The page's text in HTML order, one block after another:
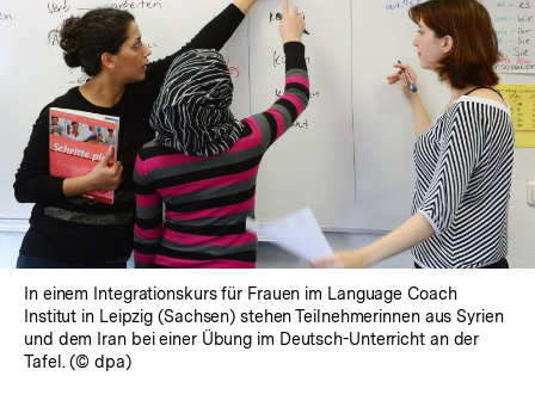
In einem Integrationskurs für Frauen im Language Coach
Institut in Leipzig (Sachsen) stehen Teilnehmerinnen aus Syrien
und dem Iran bei einer Übung im Deutsch-Unterricht an der
Tafel. (© dpa)